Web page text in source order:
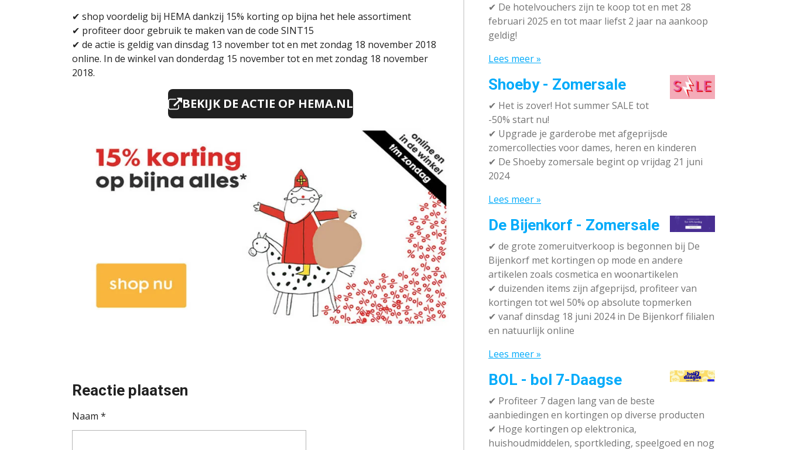
✔ shop voordelig bij HEMA dankzij 15% korting op bijna het hele assortiment
✔ profiteer door gebruik te maken van de code SINT15
✔ de actie is geldig van dinsdag 13 november tot en met zondag 18 november 2018
online. In de winkel van donderdag 15 november tot en met zondag 18 november
2018.
BEKIJK DE ACTIE OP HEMA.NL
Reactie plaatsen
Naam *
✔ De hotelvouchers zijn te koop tot en met 28
februari 2025 en tot maar liefst 2 jaar na aankoop
geldig!
Lees meer »
Shoeby - Zomersale
✔ Het is zover! Hot summer SALE tot
-50% start nu!
✔ Upgrade je garderobe met afgeprijsde
zomercollecties voor dames, heren en kinderen
✔ De Shoeby zomersale begint op vrijdag 21 juni
2024
Lees meer »
De Bijenkorf - Zomersale
✔ de grote zomeruitverkoop is begonnen bij De
Bijenkorf met kortingen op mode en andere
artikelen zoals cosmetica en woonartikelen
✔ duizenden items zijn afgeprijsd, profiteer van
kortingen tot wel 50% op absolute topmerken
✔ vanaf dinsdag 18 juni 2024 in De Bijenkorf filialen
en natuurlijk online
Lees meer »
BOL - bol 7-Daagse
✔ Profiteer 7 dagen lang van de beste
aanbiedingen en kortingen op diverse producten
✔ Hoge kortingen op elektronica,
huishoudmiddelen, sportkleding, speelgoed en nog